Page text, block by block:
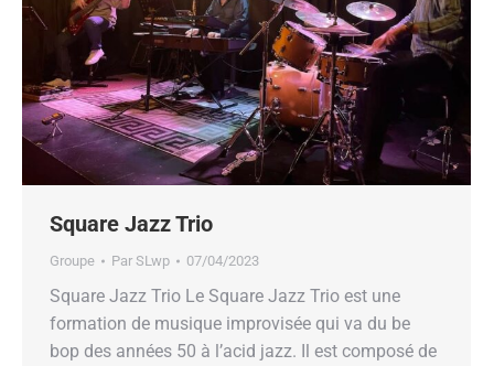
Square Jazz Trio
Groupe Par SLwp 07/04/2023
Square Jazz Trio Le Square Jazz Trio est une
formation de musique improvisée qui va du be
bop des années 50 à l’acid jazz. Il est composé de